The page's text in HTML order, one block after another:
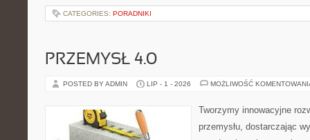
CATEGORIES: PORADNIKI
PRZEMYSŁ 4.0
POSTED BY ADMIN LIP - 1 - 2026 MOŻLIWOŚĆ
Tworzymy innowacyjne
przemysłu, dostarczając